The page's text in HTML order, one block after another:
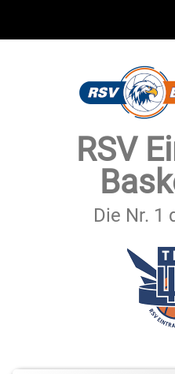
SECHSTER MANN
IMPRESSUM &
RSV
Die Nr. 1